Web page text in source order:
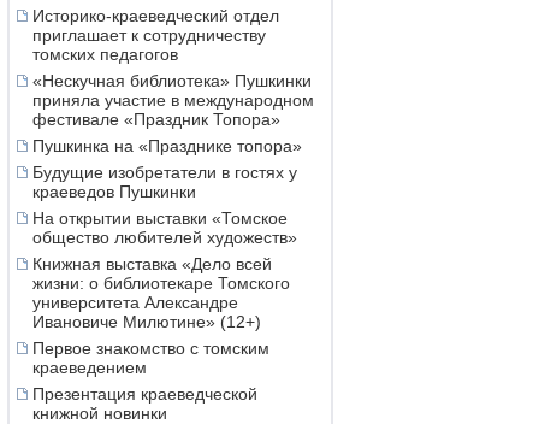
Историко-краеведческий отдел
приглашает к сотрудничеству
томских педагогов
«Нескучная библиотека» Пушкинки
приняла участие в международном
фестивале «Праздник Топора»
Пушкинка на «Празднике топора»
Будущие изобретатели в гостях у
краеведов Пушкинки
На открытии выставки «Томское
общество любителей художеств»
Книжная выставка «Дело всей
жизни: о библиотекаре Томского
университета Александре
Ивановиче Милютине» (12+)
Первое знакомство с томским
краеведением
Презентация краеведческой
книжной новинки